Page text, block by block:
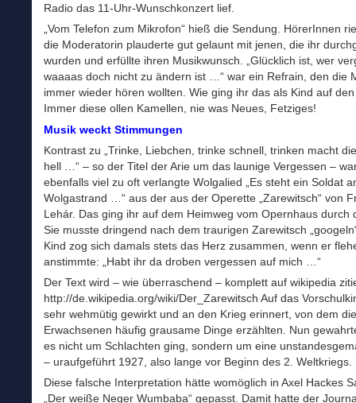
Radio das 11-Uhr-Wunschkonzert lief.
„Vom Telefon zum Mikrofon“ hieß die Sendung. HörerInnen
die Moderatorin plauderte gut gelaunt mit jenen, die ihr
wurden und erfüllte ihren Musikwunsch. „Glücklich ist, wer
waaaas doch nicht zu ändern ist …“ war ein Refrain, den die
immer wieder hören wollten. Wie ging ihr das als Kind auf
Immer diese ollen Kamellen, nie was Neues, Fetziges!
Musik weckt Stimmungen
Kontrast zu „Trinke, Liebchen, trinke schnell, trinken macht
hell …“ – so der Titel der Arie um das launige Vergessen –
ebenfalls viel zu oft verlangte Wolgalied „Es steht ein Soldat
Wolgastrand …“ aus der aus der Operette „Zarewitsch“ von
Lehár. Das ging ihr auf dem Heimweg vom Opernhaus durch
Sie musste dringend nach dem traurigen Zarewitsch
Kind zog sich damals stets das Herz zusammen, wenn er
anstimmte: „Habt ihr da droben vergessen auf mich …“
Der Text wird – wie überraschend – komplett auf wikipedia
http://de.wikipedia.org/wiki/Der_Zarewitsch Auf das
sehr wehmütig gewirkt und an den Krieg erinnert, von dem die
Erwachsenen häufig grausame Dinge erzählten. Nun
es nicht um Schlachten ging, sondern um eine
– uraufgeführt 1927, also lange vor Beginn des 2. Weltkriegs.
Diese falsche Interpretation hätte womöglich in Axel Hackes
„Der weiße Neger Wumbaba“ gepasst. Damit hatte der